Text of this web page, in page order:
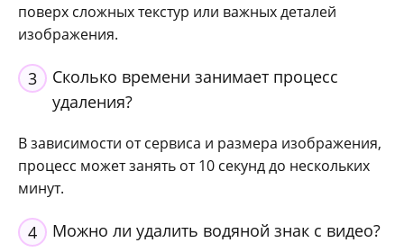
поверх сложных текстур или важных деталей
изображения.
3
Сколько времени занимает процесс
удаления?
В зависимости от сервиса и размера изображения,
процесс может занять от 10 секунд до нескольких
минут.
4 Можно ли удалить водяной знак с видео?